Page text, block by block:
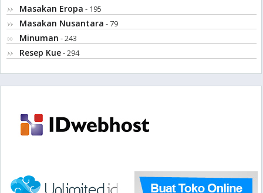
Masakan Eropa - 195
Masakan Nusantara - 79
Minuman - 243
Resep Kue- 294